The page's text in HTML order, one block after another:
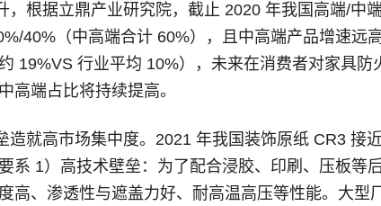
，根据立鼎产业研究院，截止 2020 年我国高端/中
40%（中高端合计 60%），且中高端产品增速远
19%VS 行业平均 10%），未来在消费者对家具防
高端占比将持续提高。
造就高市场集中度。2021 年我国装饰原纸 CR3 接
系 1）高技术壁垒：为了配合浸胶、印刷、压板等
高、渗透性与遮盖力好、耐高温高压等性能。大型